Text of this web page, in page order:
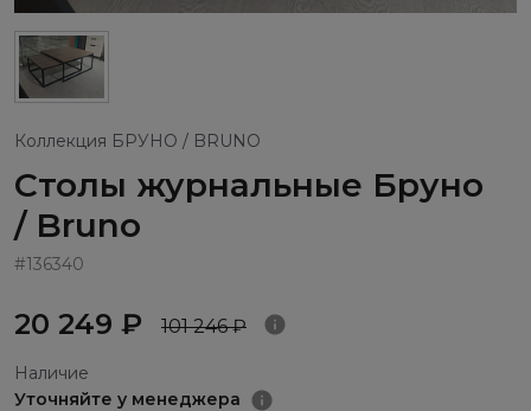
Коллекция БРУНО / BRUNO
Столы журнальные Бруно
/ Bruno
#136340
20 249 ₽ 101 246 ₽
Наличие
Уточняйте у менеджера